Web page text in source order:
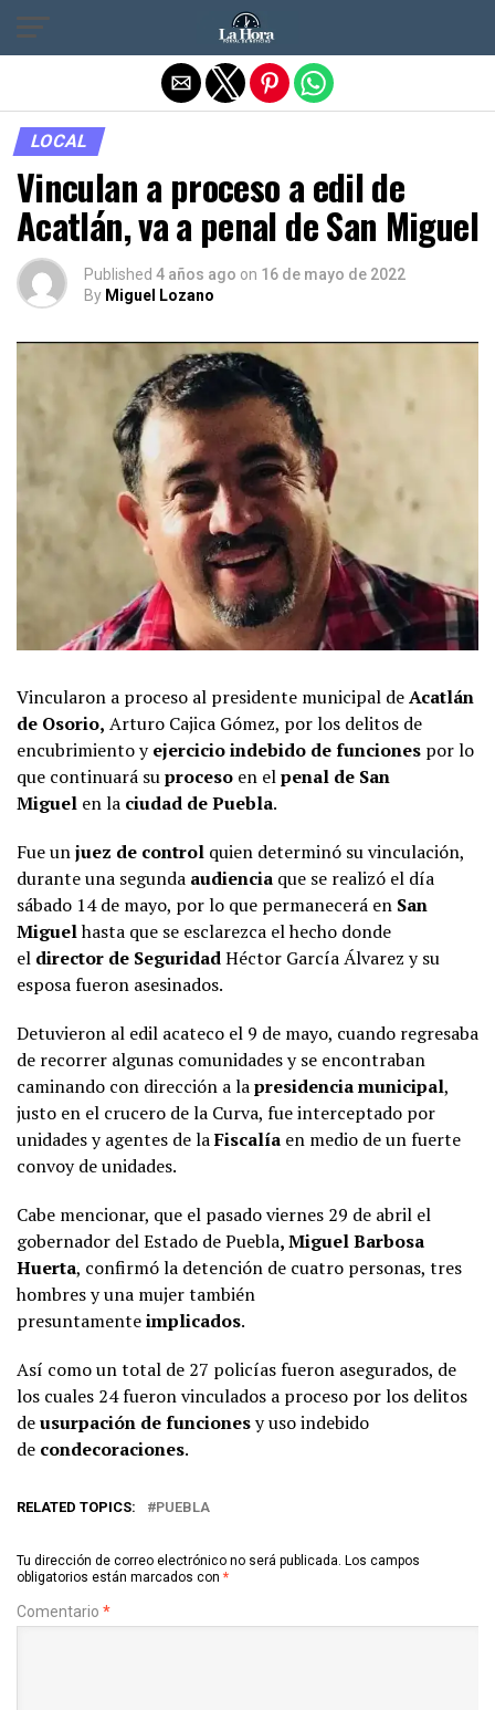
LOCAL
Vinculan a proceso a edil de
Acatlán, va a penal de San Miguel
Published 4 años ago on 16 de mayo de 2022
By Miguel Lozano
Vincularon a proceso al presidente municipal deAcatlán
de Osorio, Arturo Cajica Gómez, por los delitos de
encubrimiento yejercicio indebido de funciones por lo
que continuará suproceso en elpenal de San
Miguel en la ciudad de Puebla.
Fue unjuez de control quien determinó su vinculación,
durante una segunda audiencia que se realizó el día
sábado 14 de mayo, por lo que permanecerá en San
Miguelhasta que se esclarezca el hecho donde
el director de SeguridadHéctor García Álvarez y su
esposa fueron asesinados.
Detuvieron al edil acateco el 9 de mayo, cuando regresaba
de recorrer algunas comunidades y se encontraban
caminando con dirección a lapresidencia municipal,
justo en el crucero de la Curva, fue interceptado por
unidades y agentes de laFiscalía en medio de un fuerte
convoy de unidades.
Cabe mencionar, que el pasado viernes 29 de abril el
gobernador del Estado de Puebla, Miguel Barbosa
Huerta, confirmó la detención de cuatro personas, tres
hombres y una mujer también
presuntamenteimplicados.
Así como un total de 27 policías fueron asegurados, de
los cuales 24 fueron vinculados a proceso por los delitos
deusurpación defuncionesy uso indebido
de condecoraciones.
RELATED TOPICS: PUEBLA
Tu dirección de correo electrónico no será publicada. Los campos
obligatorios están marcados con *
Comentario *
Salir de la versión móvil